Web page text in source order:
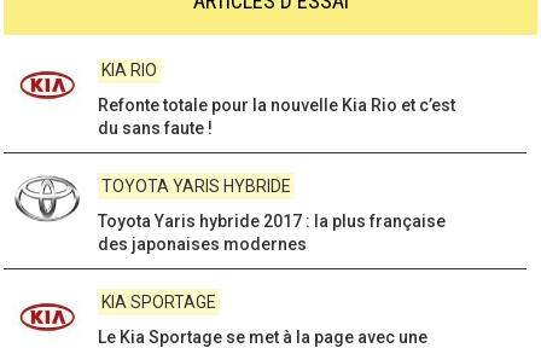
TOYOTA COROLLA
La nouvelle Toyota Corolla, le Best-Seller de la
marque tout rénové - Détails ..
SKODA SUPERB
Skoda Superb 3, un design révolutionnaire de
berline/ break haut de gamme !
KIA CEE'D
La nouvelle Kia Ceed sera au rendez vous au